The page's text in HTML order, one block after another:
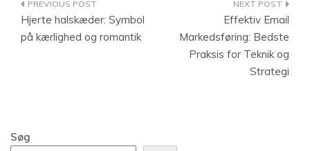
Indlægsnavigation
Hjerte halskæder: Symbol
på kærlighed og romantik
Effektiv Email
Markedsføring: Bedste
Praksis for Teknik og
Strategi
Søg